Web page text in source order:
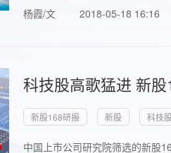
杨霞/文
2018-05-18 16:16
科技股高歌猛进 新
新股168研报 新股 科技
中国上市公司研究院筛选的新股